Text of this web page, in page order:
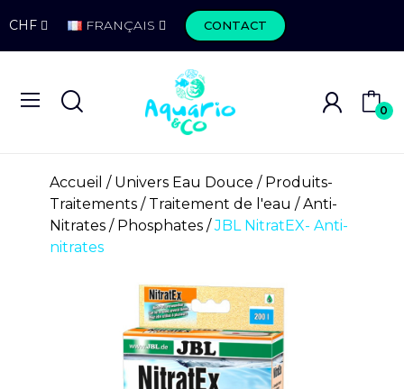
CHF FRANÇAIS CONTACT
0
Accueil Univers Eau Douce
Produits-
Traitements
Traitement de l'eau
Anti-
Nitrates / Phosphates
JBL NitratEX- Anti-
nitrates